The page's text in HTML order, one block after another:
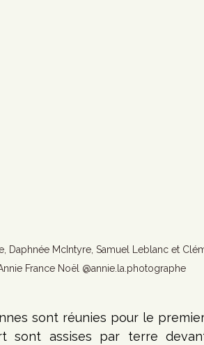
Daphnée McIntyre, Samuel Leblanc et
France Noël @annie.la.photographe
sont réunies pour le
sont assises par terre